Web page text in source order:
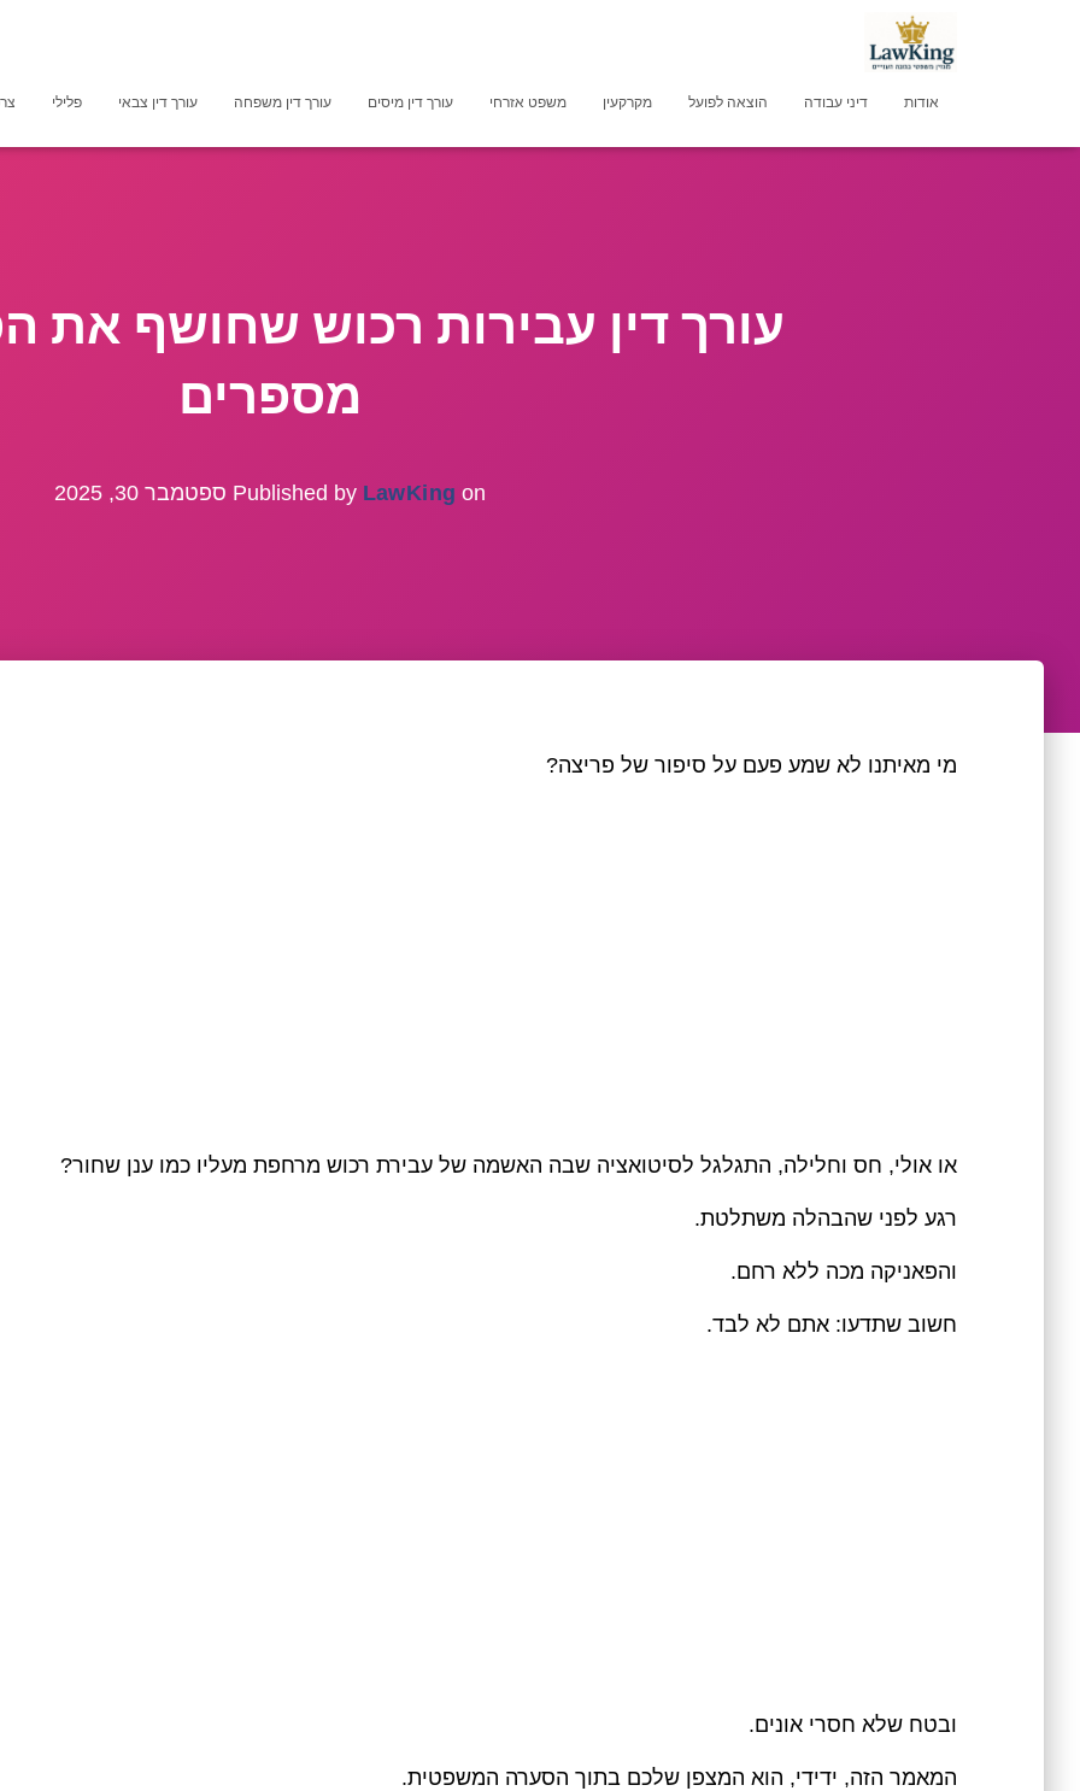
אודות דיני עבודה הוצאה לפועל מקרקעין משפט אזרחי עורך דין מיסים עורך דין משפחה עורך דין צבאי פלילי
עורך דין עבירות רכוש שחושף את
מספרים
Published by LawKing on ספטמבר 30, 2025
מי מאיתנו לא שמע פעם על סיפור של פריצה?
או אולי, חס וחלילה, התגלגל לסיטואציה שבה האשמה של עבירת רכוש מרחפת מעליו כמו ענן שחור?
רגע לפני שהבהלה משתלטת.
והפאניקה מכה ללא רחם.
חשוב שתדעו: אתם לא לבד.
ובטח שלא חסרי אונים.
המאמר הזה, ידידי, הוא המצפן שלכם בתוך הסערה המשפטית.